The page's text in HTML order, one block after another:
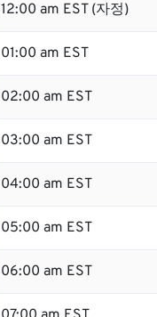
12:00 am EST (자정)
01:00 am EST
02:00 am EST
03:00 am EST
04:00 am EST
05:00 am EST
06:00 am EST